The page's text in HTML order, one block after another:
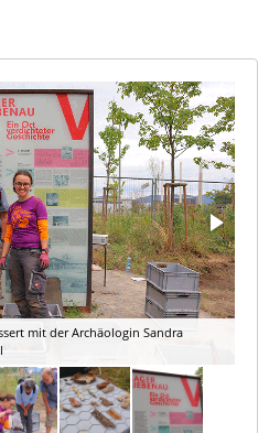
mit der Archäologin Sandra